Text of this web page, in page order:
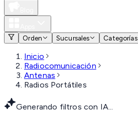
Orden
Sucursales Categorías
Inicio
Radiocomunicación
Antenas
Radios Portátiles
Generando filtros con IA...